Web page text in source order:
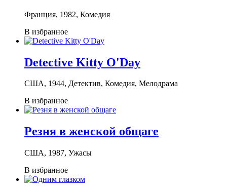
Франция, 1982, Комедия
В избранное
Detective Kitty O'Day
США, 1944, Детектив, Комедия, Мелодрама
В избранное
Резня в женской общаге
США, 1987, Ужасы
В избранное